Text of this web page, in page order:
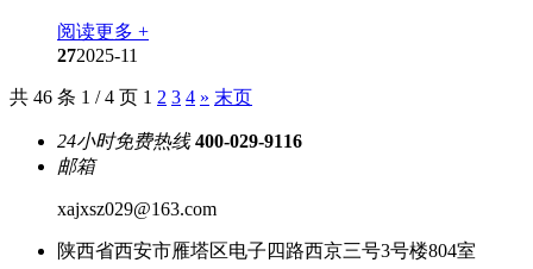
阅读更多 +
272025-11
共 46 条 1 / 4 页 1 2 3 4 » 末页
24小时免费热线 400-029-9116
邮箱
xajxsz029@163.com
陕西省西安市雁塔区电子四路西京三号3号楼804室